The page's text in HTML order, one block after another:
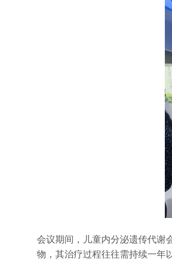
会议期间，儿童内分泌遗传代谢
物，其治疗过程往往需持续一年